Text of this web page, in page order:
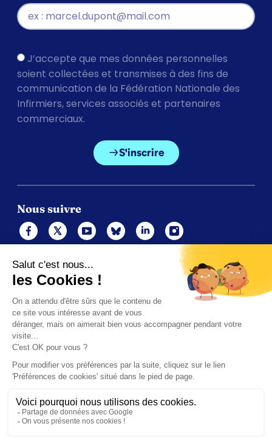
J’accepte que mes données personnelles
soient collectées et transmises à des fins de
communication de la Fédération Nationale des
Infirmiers, services associés et partenaires
commerciaux.
S'inscrire
Nous suivre
Mentions légales
Politique de cookies
Gérer les cookies
Contacts